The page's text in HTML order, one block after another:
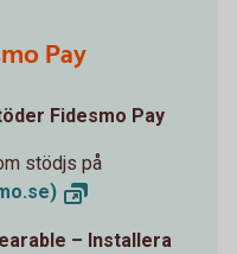
Pay
Fidesmo Pay
stödjs på
– Installera